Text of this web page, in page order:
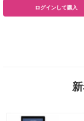
ログインして購入